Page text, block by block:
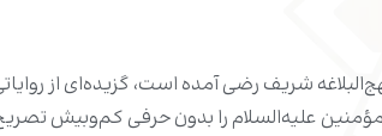
شریف رضی آمده است، گزیده‌ای از
علیه‌السلام را بدون حرفی کم‌و‌بیش تصریح